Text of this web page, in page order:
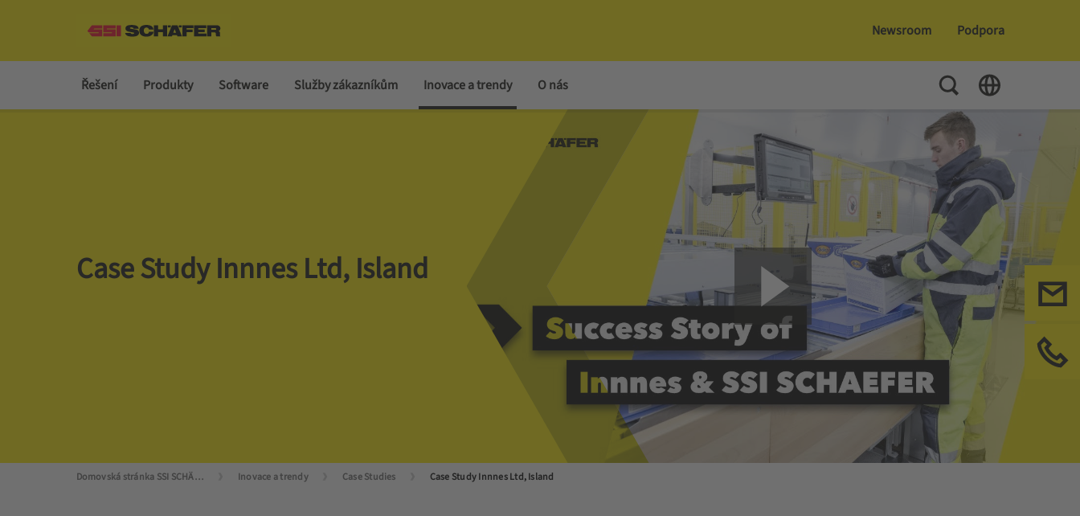
Newsroom Podpora
Řešení Produkty Software Služby zákazníkům Inovace a trendy O nás
Toggle Search
Toggle
Case Study Innnes Ltd, Island
Domovská stránka SSI SCHÄFER Inovace a trendy Case Studies Case Study Innnes Ltd, Island